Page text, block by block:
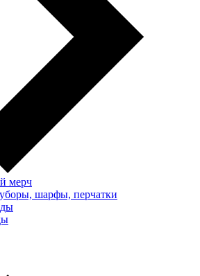
мерч
шарфы, перчатки